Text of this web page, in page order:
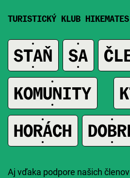
TURISTICKÝ KLUB HIKEMATES
STAŇ SA
KOMUNITY
HORÁCH
Aj vďaka podpore našich